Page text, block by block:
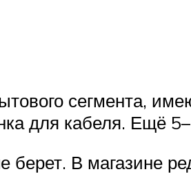
сегмента,
для кабеля. Ещё
берет. В магазине